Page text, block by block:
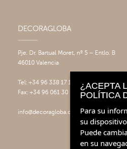
DECORAGLOBA
Pje. Dr. Bartual Moret, nº 5 – Entlo. B
46010 Valencia
Tel: +34 96 338 17 17
Fax: +34 96 061 30 14
info@decoragloba.com
¿ACEPTA
POLÍTICA
Para su
su
Puede
en su